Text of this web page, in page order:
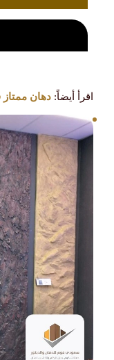
اقرأ أيضاً: دهان